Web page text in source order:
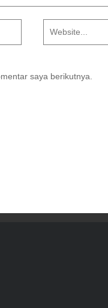
saya berikutnya.